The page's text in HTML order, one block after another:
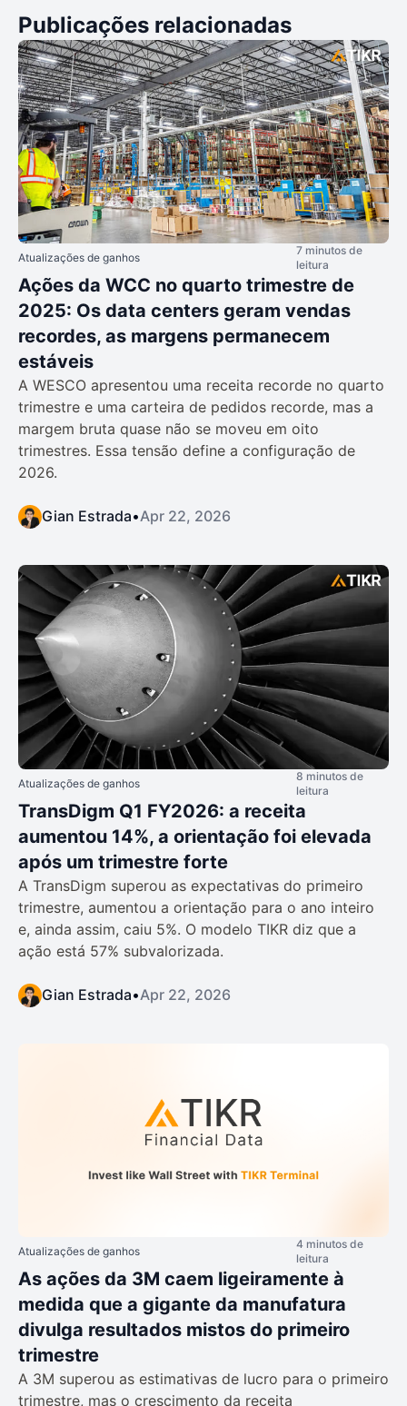
Publicações relacionadas
Atualizações de ganhos
7 minutos de
leitura
Ações da WCC no quarto trimestre de
2025: Os data centers geram vendas
recordes, as margens permanecem
estáveis
A WESCO apresentou uma receita recorde no quarto
trimestre e uma carteira de pedidos recorde, mas a
margem bruta quase não se moveu em oito
trimestres. Essa tensão define a configuração de
2026.
Gian Estrada•Apr 22, 2026
Atualizações de ganhos
8 minutos de
leitura
TransDigm Q1 FY2026: a receita
aumentou 14%, a orientação foi elevada
após um trimestre forte
A TransDigm superou as expectativas do primeiro
trimestre, aumentou a orientação para o ano inteiro
e, ainda assim, caiu 5%. O modelo TIKR diz que a
ação está 57% subvalorizada.
Gian Estrada•Apr 22, 2026
Atualizações de ganhos
4 minutos de
leitura
As ações da 3M caem ligeiramente à
medida que a gigante da manufatura
divulga resultados mistos do primeiro
trimestre
A 3M superou as estimativas de lucro para o primeiro
trimestre, mas o crescimento da receita